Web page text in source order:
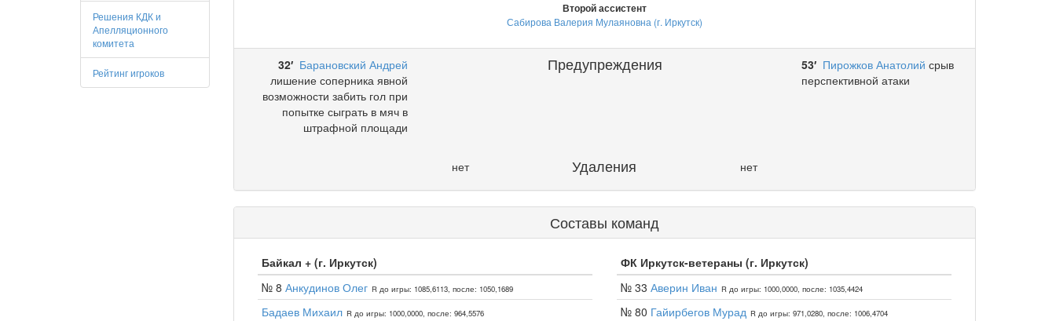
Решения КДК и
Апелляционного
комитета
Рейтинг игроков
Второй ассистент
Сабирова Валерия Мулаяновна (г. Иркутск)
32′ Барановский Андрей
лишение соперника явной
возможности забить гол при
попытке сыграть в мяч в
штрафной площади
Предупреждения 53′ Пирожков Анатолий срыв
перспективной атаки
нет Удаления нет
Составы команд
Байкал + (г. Иркутск)
№ 8 Анкудинов Олег R до игры: 1085,6113, после: 1050,1689
Бадаев Михаил R до игры: 1000,0000, после: 964,5576
ФК Иркутск-ветераны (г. Иркутск)
№ 33 Аверин Иван R до игры: 1000,0000, после: 1035,4424
№ 80 Гайирбегов Мурад R до игры: 971,0280, после: 1006,4704